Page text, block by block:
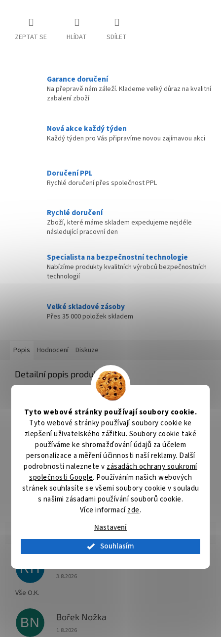
Tyto webové stránky používají soubory cookie.
Tyto webové stránky používají soubory cookie ke
zlepšení uživatelského zážitku. Soubory cookie také
používáme ke shromažďování údajů za účelem
personalizace a měření účinnosti naší reklamy. Další
podrobnosti naleznete v zásadách ochrany soukromí
společnosti Google. Používáním našich webových
stránek souhlasíte se všemi soubory cookie v souladu
s našimi zásadami používání souborů cookie.
Více informacízde.
Nastavení
Souhlasím
ZEPTAT SE HLÍDAT SDÍLET
Garance doručení
Na přepravě nám záleží. Klademe velký důraz na kvalitní
zabalení zboží
Nová akce každý týden
Každý týden pro Vás připravíme novou zajímavou akci
Doručení PPL
Rychlé doručení přes společnost PPL
Rychlé doručení
Zboží, které máme skladem expedujeme nejdéle
následující pracovní den
Specialista na bezpečnostní technologie
Nabízíme produkty kvalitních výrobců bezpečnostních
technologií
Velké skladové zásoby
Přes 35 000 položek skladem
Popis Hodnocení Diskuze
Detailní popis produktu
Canon PGI-29LGY světle šedá
maximální kvalitu tisku.
ZÁKLADNÍ SPECIFIKACE
Pro tiskárny:
Canon Pixma Pro 1
Barva:světle šedá
Objem:36 ml
RH Hodnocení obchodu je 5 z 5 hvězdiček.
3.8.2026
Vše O.K.
BN Bořek Nožka
Hodnocení obchodu je 5 z 5 hvězdiček.
1.8.2026